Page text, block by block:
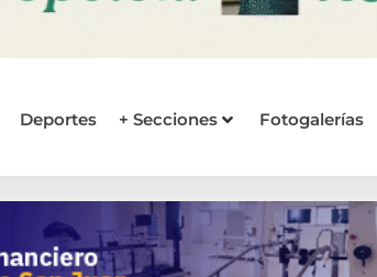
Deportes + Secciones Fotogalerías